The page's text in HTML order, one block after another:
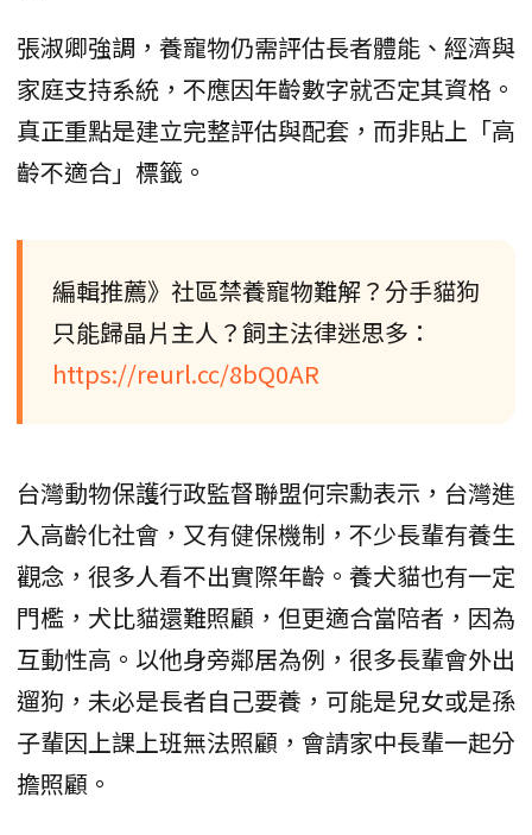
張淑卿強調，養寵物仍需評估長者體能、經濟與
家庭支持系統，不應因年齡數字就否定其資格。
真正重點是建立完整評估與配套，而非貼上「高
齡不適合」標籤。
編輯推薦》社區禁養寵物難解？分手貓狗
只能歸晶片主人？飼主法律迷思多：
https://reurl.cc/8bQ0AR
台灣動物保護行政監督聯盟何宗勳表示，台灣進
入高齡化社會，又有健保機制，不少長輩有養生
觀念，很多人看不出實際年齡。養犬貓也有一定
門檻，犬比貓還難照顧，但更適合當陪者，因為
互動性高。以他身旁鄰居為例，很多長輩會外出
遛狗，未必是長者自己要養，可能是兒女或是孫
子輩因上課上班無法照顧，會請家中長輩一起分
擔照顧。